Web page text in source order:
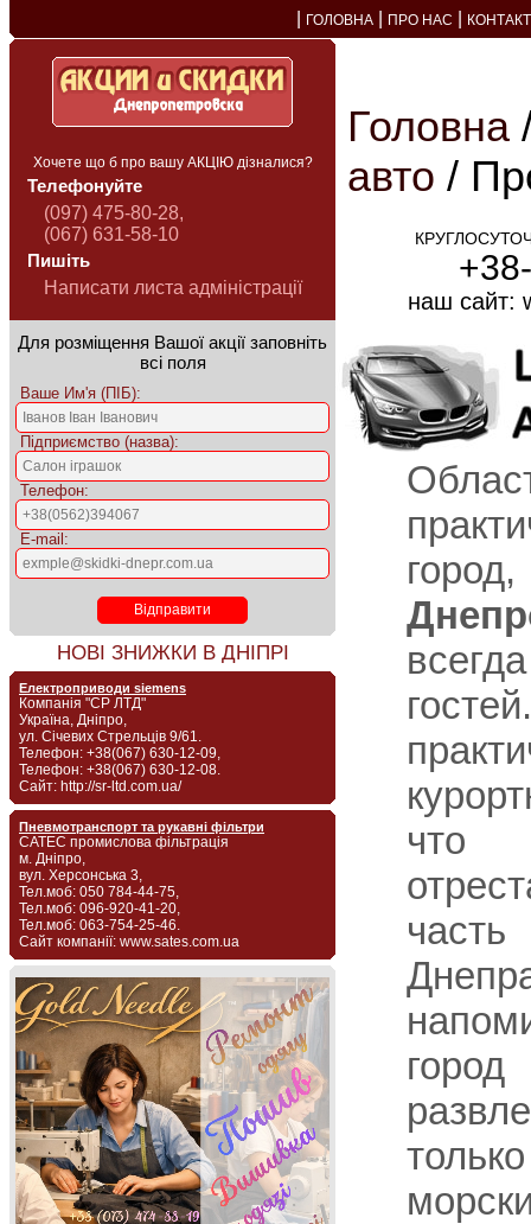
ГОЛОВНА ПРО НАС
Хочете що б про вашу АКЦІЮ дізналися?
Телефонуйте
(097) 475-80-28,
(067) 631-58-10
Пишіть
Написати листа адміністрації
Для розміщення Вашої акції заповніть
всі поля
Ваше Им'я (ПІБ):
Підприємство (назва):
Телефон:
E-mail:
НОВІ ЗНИЖКИ В ДНІПРІ
Електроприводи siemens
Компанія "СР ЛТД"
Україна, Дніпро,
ул. Січевих Стрельців 9/61.
Телефон: +38(067) 630-12-09,
Телефон: +38(067) 630-12-08.
Сайт: http://sr-ltd.com.ua/
Пневмотранспорт та рукавні фільтри
САТЕС промислова фільтрація
м. Дніпро,
вул. Херсонська 3,
Тел.моб: 050 784-44-75,
Тел.моб: 096-920-41-20,
Тел.моб: 063-754-25-46.
Сайт компанії: www.sates.com.ua
Головна
авто /
наш сайт:
город,
что